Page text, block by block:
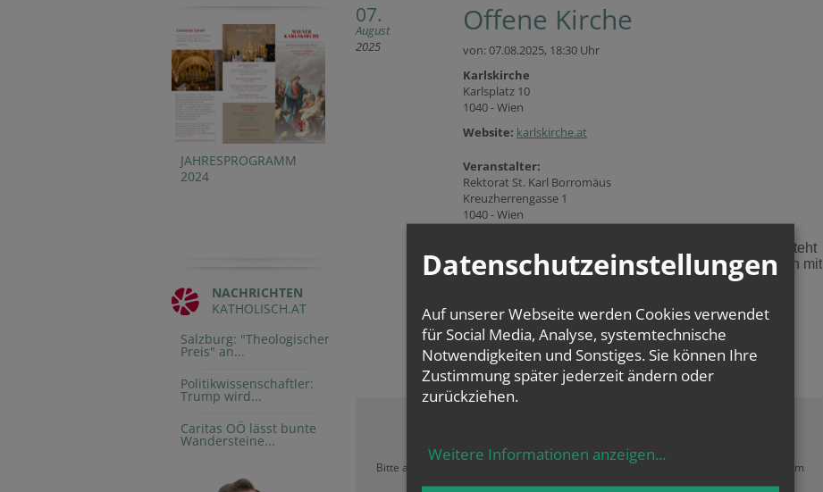
JAHRESPROGRAMM
2024
NACHRICHTEN
KATHOLISCH.AT
Salzburg: "Theologischer
Preis" an...
Politikwissenschaftler:
Trump wird...
Caritas OÖ lässt bunte
Wandersteine...
07.
August
2025
Offene Kirche
von: 07.08.2025, 18:30 Uhr
Karlskirche
Karlsplatz 10
1040 - Wien
Website: karlskirche.at
Veranstalter:
Rektorat St. Karl Borromäus
Kreuzherrengasse 1
1040 - Wien
Jeden Donnerstag in der Zeit von 18:30 bis 21:00 steht
die Karlskirche für die Begegnung mit Gott aber auch mit
unseren Mitmenschen offen.
Ausgenommen staatliche Feiertage.
Zustimmung erforderlich!
Bitte akzeptieren Sie
und
, um
diesen Inhalt sehen zu können.
Datenschutzeinstellungen
Auf unserer Webseite werden Cookies verwendet
für Social Media, Analyse, systemtechnische
Notwendigkeiten und Sonstiges. Sie können Ihre
Zustimmung später jederzeit ändern oder
zurückziehen.
Weitere Informationen anzeigen...